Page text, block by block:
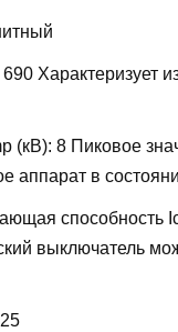
690 Характеризует
(кВ): 8 Пиковое
аппарат в
способность
выключатель
25